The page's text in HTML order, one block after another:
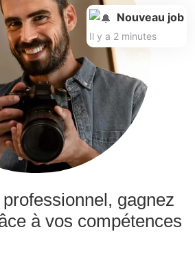
gagnez
à vos compétences
Nouveau job
Il y a 2 minutes